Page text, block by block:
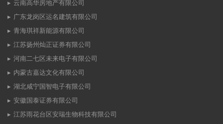
云南高华房地产有限公司
广东龙岗区运名建筑有限公司
青海琪祥新能源有限公司
江苏扬州灿正证券有限公司
河南二七区未来电子有限公司
内蒙古嘉达文化有限公司
湖北咸宁国智电子有限公司
安徽国泰证券有限公司
江苏雨花台区安瑞生物科技有限公司